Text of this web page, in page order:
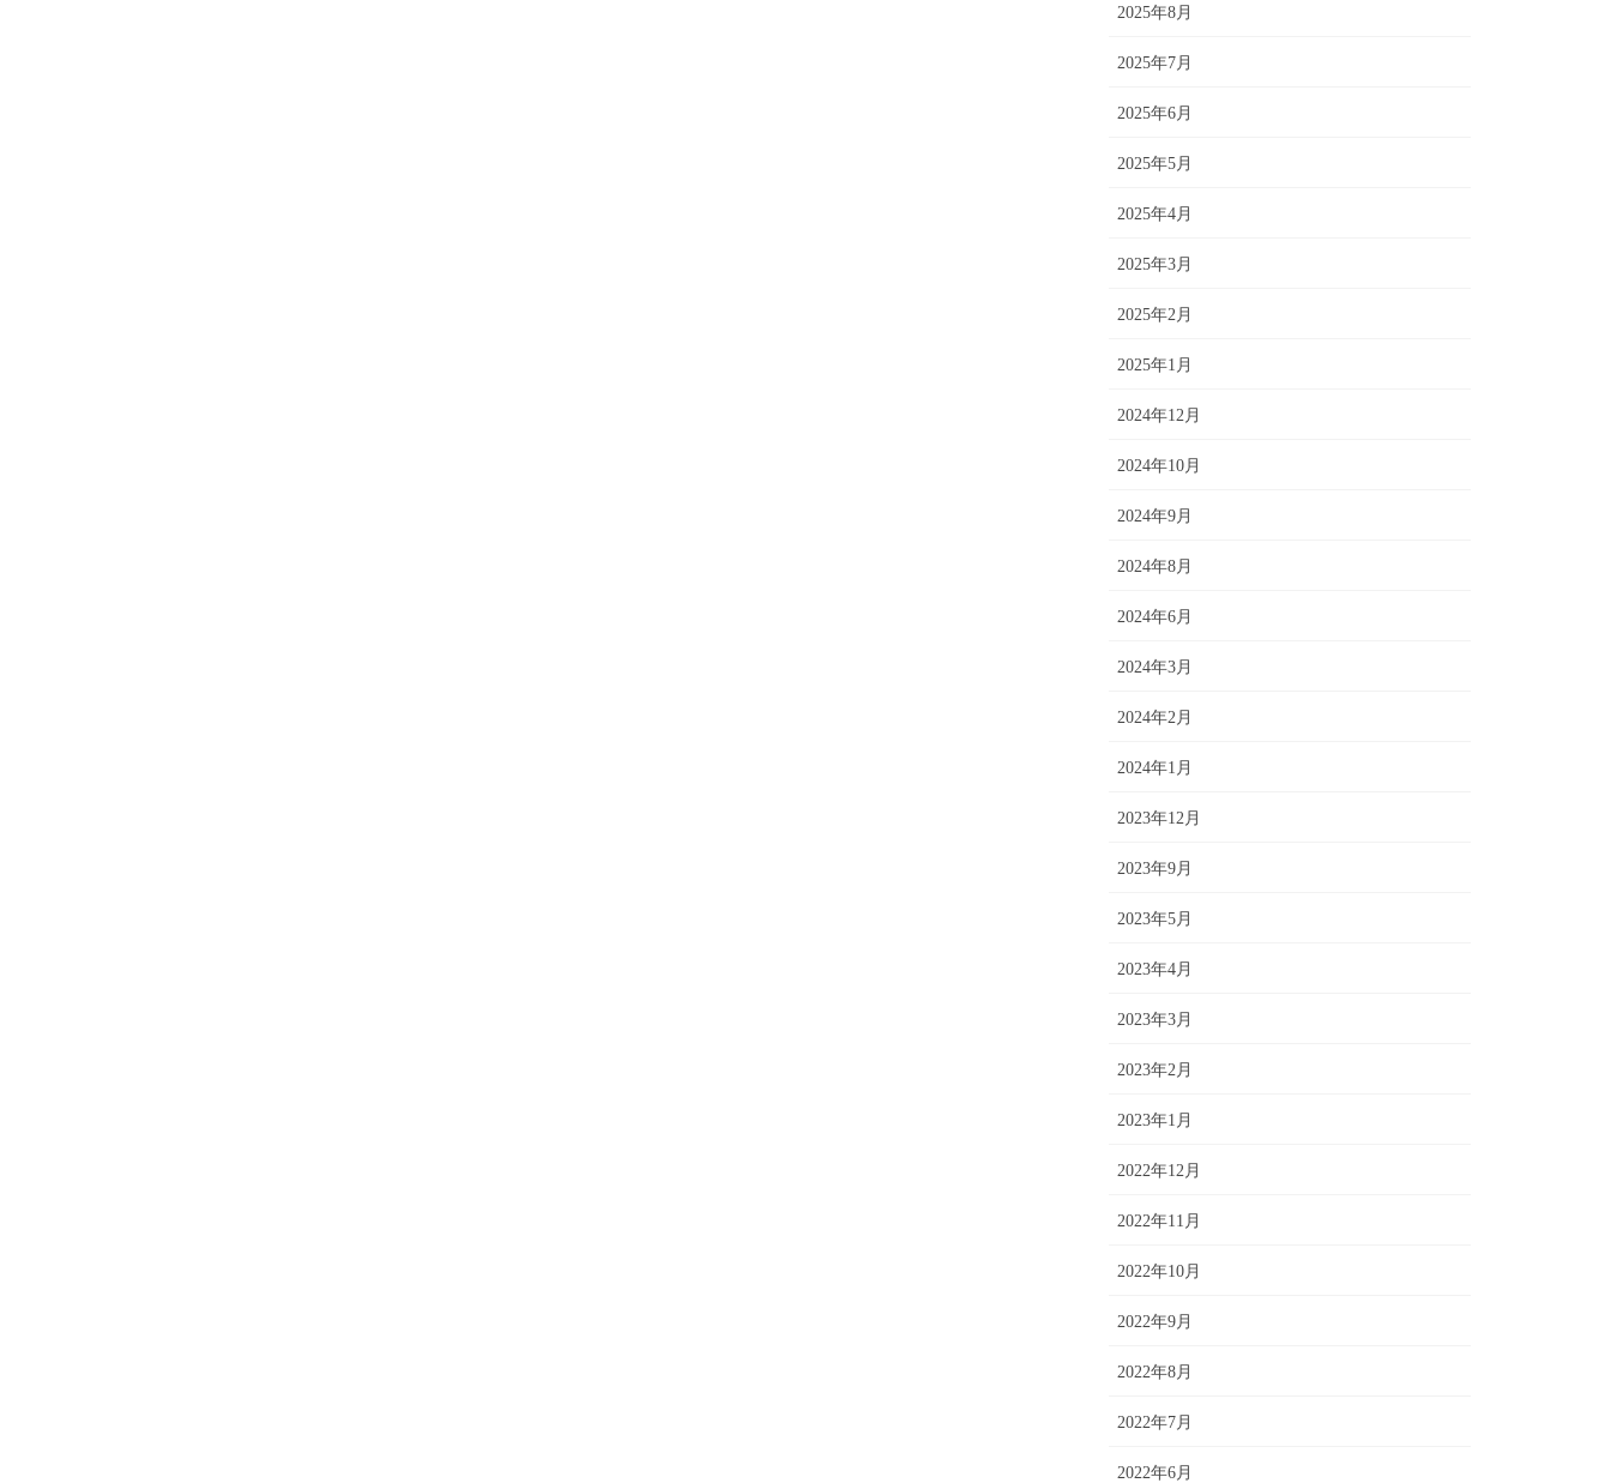
2025年8月
2025年7月
2025年6月
2025年5月
2025年4月
2025年3月
2025年2月
2025年1月
2024年12月
2024年10月
2024年9月
2024年8月
2024年6月
2024年3月
2024年2月
2024年1月
2023年12月
2023年9月
2023年5月
2023年4月
2023年3月
2023年2月
2023年1月
2022年12月
2022年11月
2022年10月
2022年9月
2022年8月
2022年7月
2022年6月